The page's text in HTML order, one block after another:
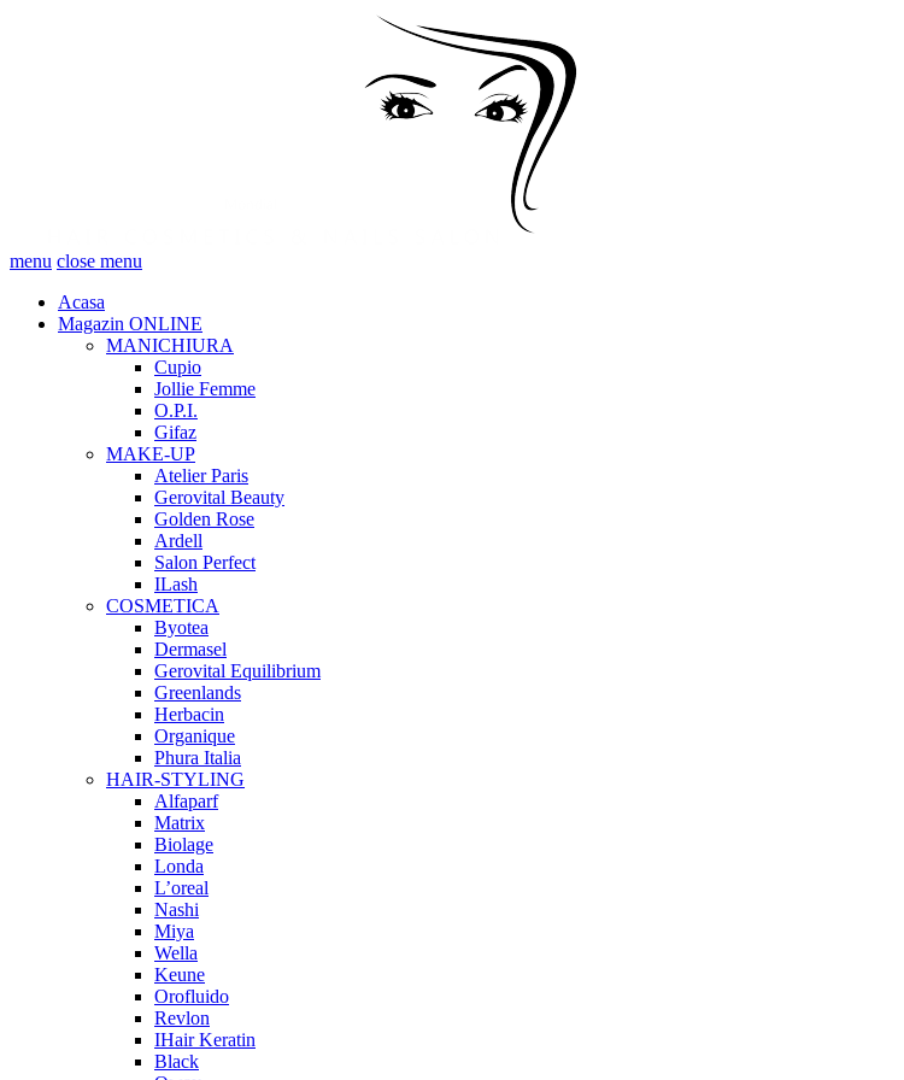
menu close menu
Acasa
Magazin ONLINE
MANICHIURA
Cupio
Jollie Femme
O.P.I.
Gifaz
MAKE-UP
Atelier Paris
Gerovital Beauty
Golden Rose
Ardell
Salon Perfect
ILash
COSMETICA
Byotea
Dermasel
Gerovital Equilibrium
Greenlands
Herbacin
Organique
Phura Italia
HAIR-STYLING
Alfaparf
Matrix
Biolage
Londa
L’oreal
Nashi
Miya
Wella
Keune
Orofluido
Revlon
IHair Keratin
Black